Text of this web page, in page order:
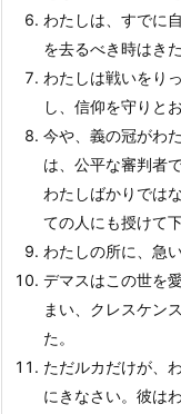
わたしは、すでに
を去るべき時はきた
わたしは戦いをり
し、信仰を守りとお
今や、義の冠がわ
は、公平な審判者
わたしばかりでは
ての人にも授けて
わたしの所に、急
デマスはこの世を
まい、クレスケン
た。
ただルカだけが、
にきなさい。彼は